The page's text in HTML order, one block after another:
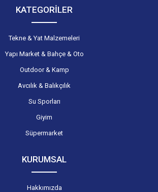
KATEGORİLER
Tekne & Yat Malzemeleri
Yapı Market & Bahçe & Oto
Outdoor & Kamp
Avcılık & Balıkçılık
Su Sporları
Giyim
Süpermarket
KURUMSAL
Hakkımızda